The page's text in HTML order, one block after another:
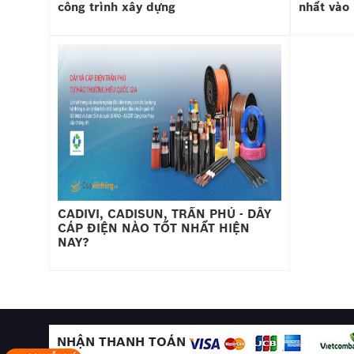
công trình xây dựng nhất vào
CADIVI, CADISUN, TRẦN PHÚ - DÂY
CÁP ĐIỆN NÀO TỐT NHẤT HIỆN
NAY?
NHẬN THANH TOÁN